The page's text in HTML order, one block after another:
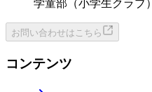
学童部（小学生クラブ）
お問い合わせはこちら
コンテンツ